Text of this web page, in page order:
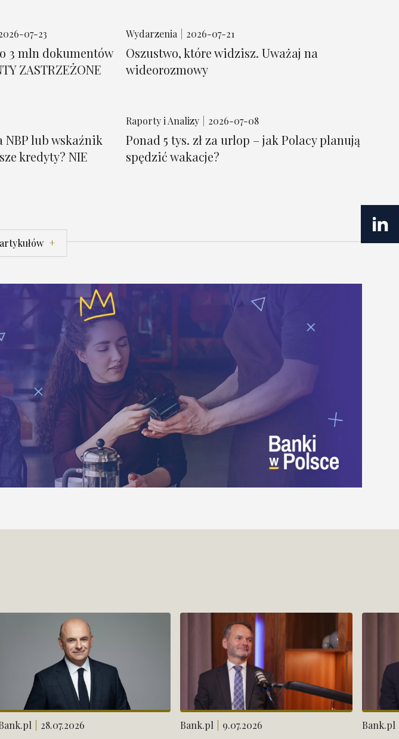
07-23
3 mln dokumentów
ZASTRZEŻONE
Wydarzenia 2026-07-21
Oszustwo, które widzisz. Uważaj na
wideorozmowy
NBP lub wskaźnik
kredyty? NIE
Raporty i Analizy 2026-07-08
Ponad 5 tys. zł za urlop – jak Polacy planują
spędzić wakacje?
28.07.2026 Bank.pl 9.07.2026 Bank.pl